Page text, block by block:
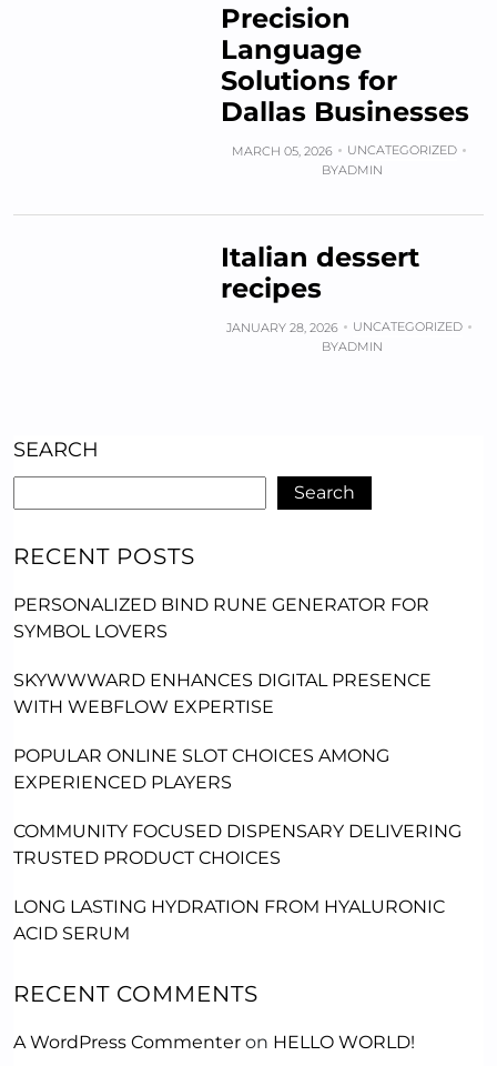
Precision
Language
Solutions for
Dallas Businesses
MARCH 05, 2026
UNCATEGORIZED
BYADMIN
Italian dessert
recipes
JANUARY 28, 2026
UNCATEGORIZED
BYADMIN
SEARCH
Search
RECENT POSTS
PERSONALIZED BIND RUNE GENERATOR FOR
SYMBOL LOVERS
SKYWWWARD ENHANCES DIGITAL PRESENCE
WITH WEBFLOW EXPERTISE
POPULAR ONLINE SLOT CHOICES AMONG
EXPERIENCED PLAYERS
COMMUNITY FOCUSED DISPENSARY DELIVERING
TRUSTED PRODUCT CHOICES
LONG LASTING HYDRATION FROM HYALURONIC
ACID SERUM
RECENT COMMENTS
A WordPress Commenter on HELLO WORLD!